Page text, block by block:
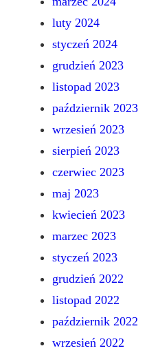
luty 2024
styczeń 2024
grudzień 2023
listopad 2023
październik 2023
wrzesień 2023
sierpień 2023
czerwiec 2023
maj 2023
kwiecień 2023
marzec 2023
styczeń 2023
grudzień 2022
listopad 2022
październik 2022
wrzesień 2022